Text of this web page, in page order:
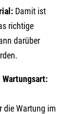
Damit ist
richtige
darüber
die Wartung im